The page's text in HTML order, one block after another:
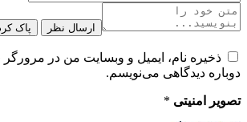
ارسال نظر پاک
ذخیره نام، ایمیل و وبسایت من در مرورگر
دوباره دیدگاهی می‌نویسم.
تصویر امنیتی *